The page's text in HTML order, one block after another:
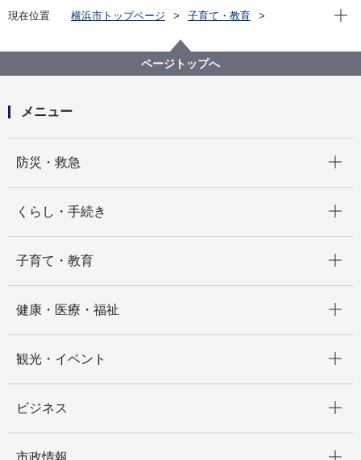
現在位置 横浜市トップページ
子育て・教育
よこはま子ども・若者相談室（LINE相談）利用規約
現在
ページトップへ
メニュー
防災・救急
くらし・手続き
子育て・教育
健康・医療・福祉
観光・イベント
ビジネス